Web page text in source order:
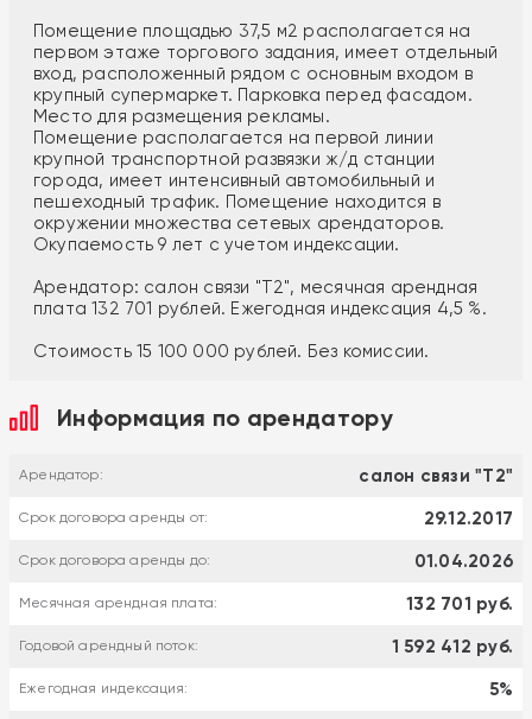
Помещение площадью 37,5 м2 располагается на
первом этаже торгового задания, имеет отдельный
вход, расположенный рядом с основным входом в
крупный супермаркет. Парковка перед фасадом.
Место для размещения рекламы.
Помещение располагается на первой линии
крупной транспортной развязки ж/д станции
города, имеет интенсивный автомобильный и
пешеходный трафик. Помещение находится в
окружении множества сетевых арендаторов.
Окупаемость 9 лет с учетом индексации.
Арендатор: салон связи "T2", месячная арендная
плата 132 701 рублей. Ежегодная индексация 4,5 %.
Стоимость 15 100 000 рублей. Без комиссии.
Информация по арендатору
Арендатор: салон связи "T2"
Срок договора аренды от: 29.12.2017
Срок договора аренды до: 01.04.2026
Месячная арендная плата: 132 701 руб.
Годовой арендный поток: 1 592 412 руб.
Ежегодная индексация: 5%